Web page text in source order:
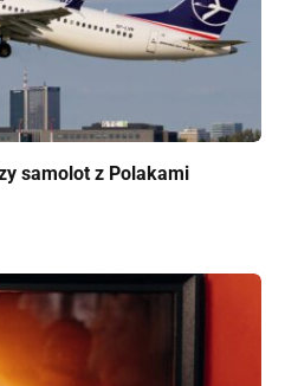
samolot z Polakami